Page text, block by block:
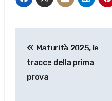
articoli
Maturità 2025, le
tracce della prima
prova